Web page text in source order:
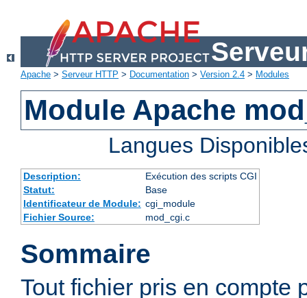
Apache > Serveur HTTP > Documentation > Version 2.4 > Modules
Module Apache
Langues
Description:
Exécution des scripts CGI
Statut:
Base
Identificateur de Module: cgi_module
Fichier Source:
mod_cgi.c
Sommaire
Tout fichier pris en compte